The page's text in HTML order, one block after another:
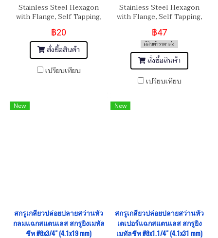
Stainless Steel Hexagon
with Flange, Self Tapping,
฿20
สั่งซื้อสินค้า
เปรียบเทียบ
Stainless Steel Hexagon
with Flange, Self Tapping,
5.5x150 mm)
฿47
มีสินค้าราคาส่ง
สั่งซื้อสินค้า
เปรียบเทียบ
New
สกรูเกลียวปล่อยปลายสว่านหัว
กลมแฉกสแตนเลส สกรูยิงเมทัล
ชีท #8x3/4" (4.1x19 mm)
New
สกรูเกลียวปล่อยปลายสว่านหัว
เตเปอร์แฉกสแตนเลส สกรูยิง
เมทัลชีท #8x1.1/4" (4.1x31 mm)